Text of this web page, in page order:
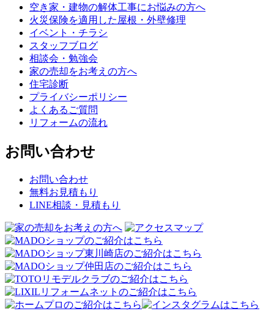
空き家・建物の解体工事にお悩みの方へ
火災保険を適用した屋根・外壁修理
イベント・チラシ
スタッフブログ
相談会・勉強会
家の売却をお考えの方へ
住宅診断
プライバシーポリシー
よくあるご質問
リフォームの流れ
お問い合わせ
お問い合わせ
無料お見積もり
LINE相談・見積もり